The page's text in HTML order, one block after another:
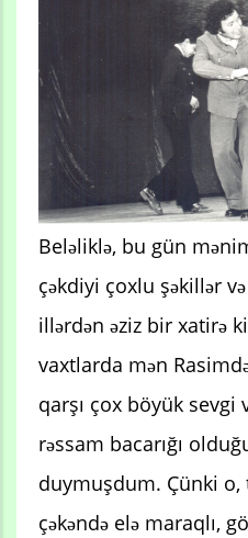
Beləliklə, bu gün
çəkdiyi çoxlu şəkillər
illərdən əziz bir xatirə
vaxtlarda mən
qarşı çox böyük
rəssam bacarığı
duymuşdum. Çünki o,
çəkəndə elə maraqlı,